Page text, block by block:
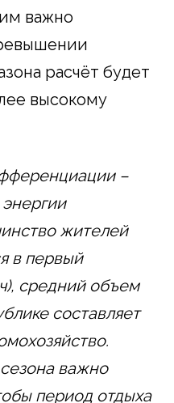
важно
расчёт будет
высокому
–
жителей
в первый
средний объем
составляет
важно
период отдыха